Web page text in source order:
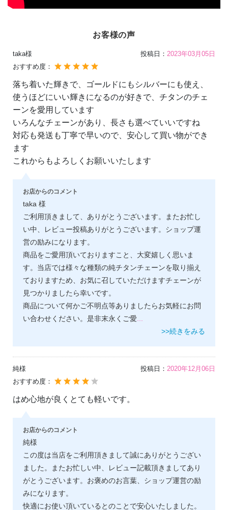
お客様の声
taka様 投稿日： 2023年03月05日
おすすめ度：
落ち着いた輝きで、ゴールドにもシルバーにも使え、
使うほどにいい輝きになるのが好きで、チタンのチェ
ーンを愛用しています
いろんなチェーンがあり、長さも選べていいですね
対応も発送も丁寧で早いので、安心して買い物ができ
ます
これからもよろしくお願いいたします
お店からのコメント
taka 様
ご利用頂きまして、ありがとうございます。またお忙し
い中、レビュー投稿ありがとうございます。ショップ運
営の励みになります。
商品をご愛用頂いておりますこと、大変嬉しく思いま
す。当店では様々な種類の純チタンチェーンを取り揃え
ておりますため、お気に召していただけますチェーンが
見つかりましたら幸いです。
商品について何かご不明点等ありましたらお気軽にお問
い合わせください。是非末永くご愛
>>続きをみる
純様 投稿日： 2020年12月06日
おすすめ度：
はめ心地が良くとても軽いです。
お店からのコメント
純様
この度は当店をご利用頂きまして誠にありがとうござい
ました。またお忙しい中、レビュー記載頂きましてあり
がとうございます。お褒めのお言葉、ショップ運営の励
みになります。
快適にお使い頂いているとのことで安心いたしました。